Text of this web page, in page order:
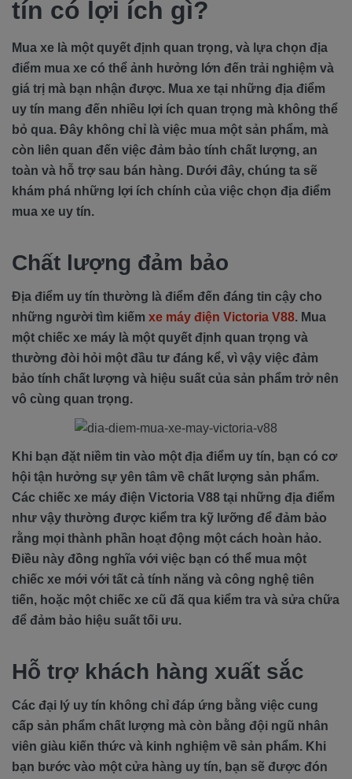
tín có lợi ích gì?
Mua xe là một quyết định quan trọng, và lựa chọn địa
điểm mua xe có thể ảnh hưởng lớn đến trải nghiệm và
giá trị mà bạn nhận được. Mua xe tại những địa điểm
uy tín mang đến nhiều lợi ích quan trọng mà không thể
bỏ qua. Đây không chỉ là việc mua một sản phẩm, mà
còn liên quan đến việc đảm bảo tính chất lượng, an
toàn và hỗ trợ sau bán hàng. Dưới đây, chúng ta sẽ
khám phá những lợi ích chính của việc chọn địa điểm
mua xe uy tín.
Chất lượng đảm bảo
Địa điểm uy tín thường là điểm đến đáng tin cậy cho
những người tìm kiếm xe máy điện Victoria V88. Mua
một chiếc xe máy là một quyết định quan trọng và
thường đòi hỏi một đầu tư đáng kể, vì vậy việc đảm
bảo tính chất lượng và hiệu suất của sản phẩm trở nên
vô cùng quan trọng.
Khi bạn đặt niềm tin vào một địa điểm uy tín, bạn có cơ
hội tận hưởng sự yên tâm về chất lượng sản phẩm.
Các chiếc xe máy điện Victoria V88 tại những địa điểm
như vậy thường được kiểm tra kỹ lưỡng để đảm bảo
rằng mọi thành phần hoạt động một cách hoàn hảo.
Điều này đồng nghĩa với việc bạn có thể mua một
chiếc xe mới với tất cả tính năng và công nghệ tiên
tiến, hoặc một chiếc xe cũ đã qua kiểm tra và sửa chữa
để đảm bảo hiệu suất tối ưu.
Hỗ trợ khách hàng xuất sắc
Các đại lý uy tín không chỉ đáp ứng bằng việc cung
cấp sản phẩm chất lượng mà còn bằng đội ngũ nhân
viên giàu kiến thức và kinh nghiệm về sản phẩm. Khi
bạn bước vào một cửa hàng uy tín, bạn sẽ được đón